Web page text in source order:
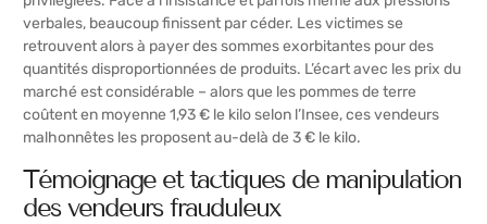
verbales, beaucoup finissent par céder. Les victimes se
retrouvent alors à payer des sommes exorbitantes pour des
quantités disproportionnées de produits. L’écart avec les prix du
marché est considérable – alors que les pommes de terre
coûtent en moyenne 1,93 € le kilo selon l’Insee, ces vendeurs
malhonnêtes les proposent au-delà de 3 € le kilo.
Témoignage et tactiques de manipulation
des vendeurs frauduleux